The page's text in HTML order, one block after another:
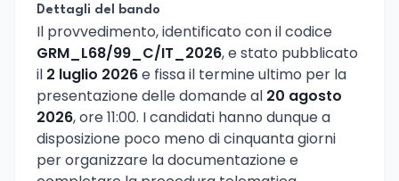
Dettagli del bando
Il provvedimento, identificato con il codice
GRM_L68/99_C/IT_2026, e stato pubblicato
il 2 luglio 2026e fissa il termine ultimo per la
presentazione delle domande al 20 agosto
2026, ore 11:00. I candidati hanno dunque a
disposizione poco meno di cinquanta giorni
per organizzare la documentazione e